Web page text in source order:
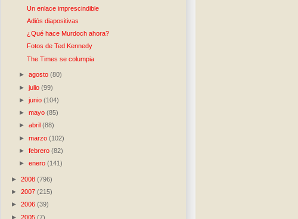
Un enlace imprescindible
Adiós diapositivas
¿Qué hace Murdoch ahora?
Fotos de Ted Kennedy
The Times se columpia
►agosto(80)
►julio(99)
►junio(104)
►mayo(85)
►abril(88)
►marzo(102)
►febrero(82)
►enero(141)
► 2008 (796)
► 2007 (215)
► 2006 (39)
► 2005 (7)